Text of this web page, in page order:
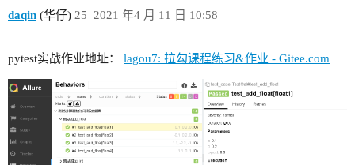
daqin (华仔) 2021 年4 月 11 日 10:58
25
pytest实战作业地址： lagou7: 拉勾课程练习&作业 - Gitee.com